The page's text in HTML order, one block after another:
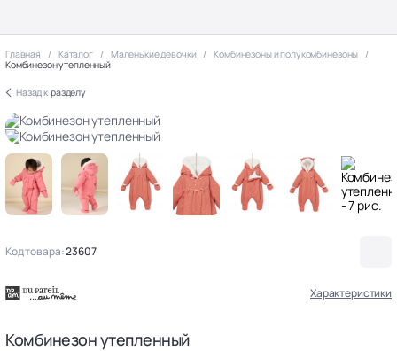
Главная Каталог Маленькие девочки
Комбинезоны и полукомбинезоны
Комбинезон утепленный
Назад к разделу
Код товара:23607
Характеристики
Комбинезон утепленный